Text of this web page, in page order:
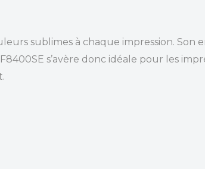
sublimes à chaque impression.
s’avère donc idéale pour les